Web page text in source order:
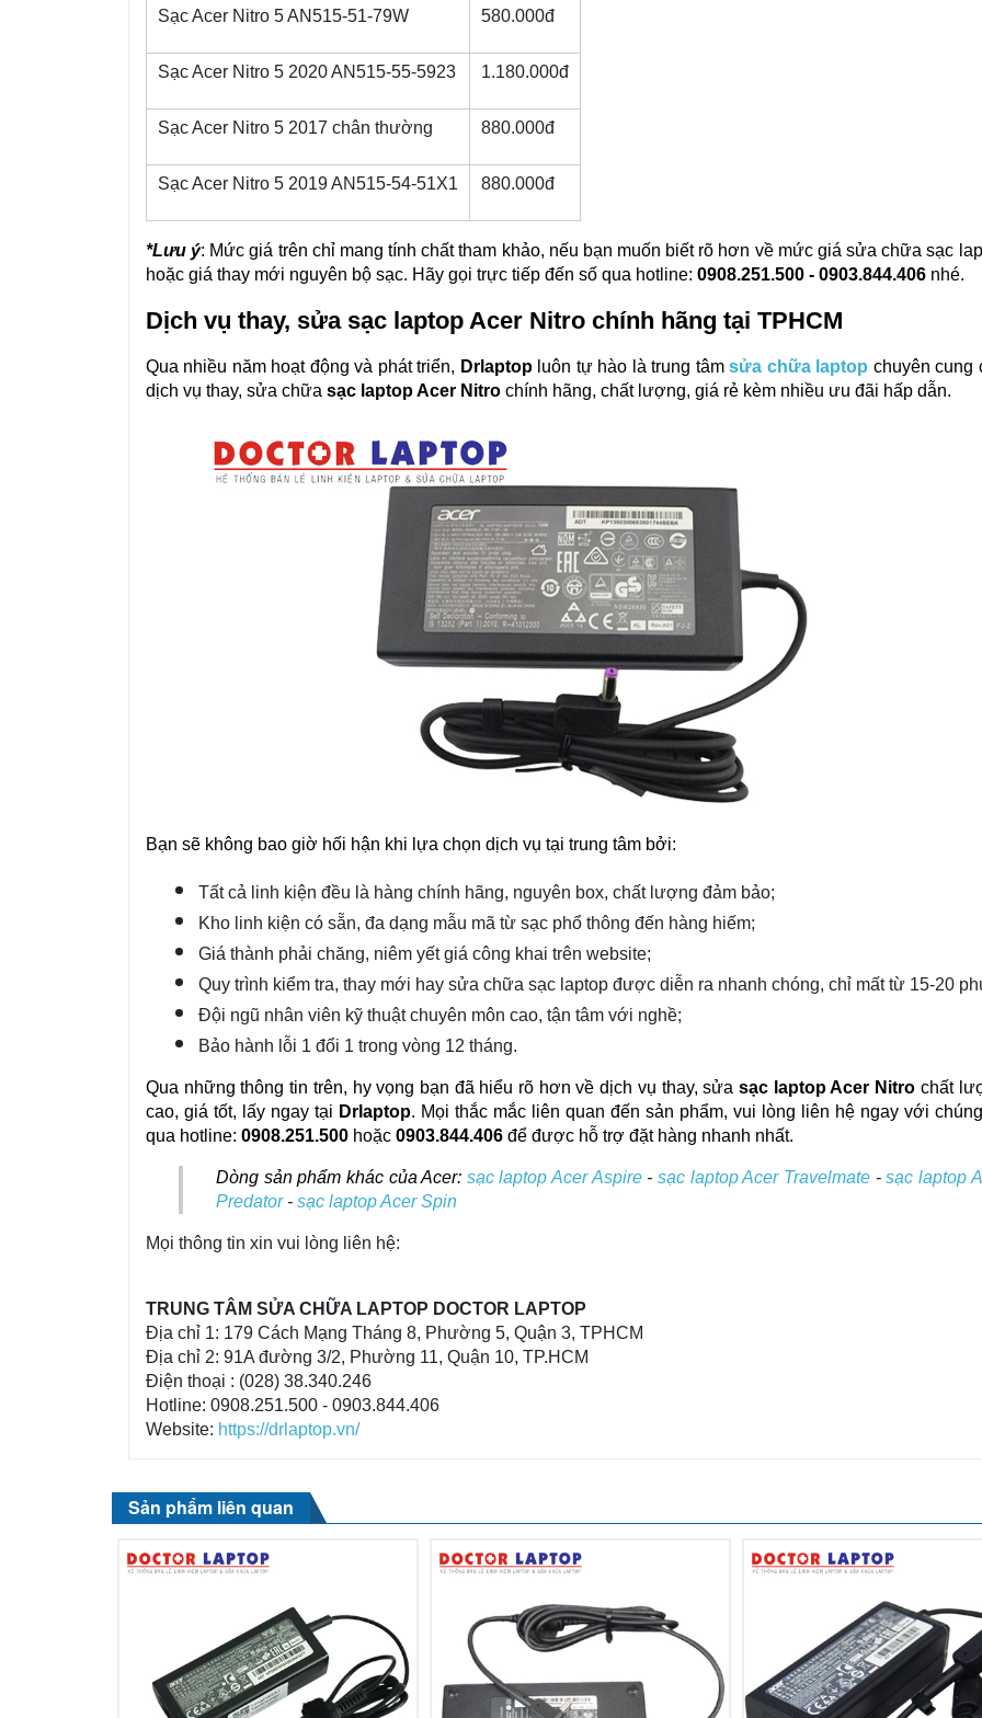
Sạc Acer Nitro 5 AN515-51-79W 580.000đ
Sạc Acer Nitro 5 2020 AN515-55-5923 1.180.000đ
Sạc Acer Nitro 5 2017 chân thường 880.000đ
Sạc Acer Nitro 5 2019 AN515-54-51X1 880.000đ
*Lưu ý: Mức giá trên chỉ mang tính chất tham khảo, nếu bạn muốn biết rõ hơn về mức giá sửa chữa sạc
hoặc giá thay mới nguyên bộ sạc. Hãy gọi trực tiếp đến số qua hotline: 0908.251.500 - 0903.844.406 nhé.
Dịch vụ thay, sửa sạc laptop Acer Nitro chính hãng tại TPHCM
Qua nhiều năm hoạt động và phát triển, Drlaptop luôn tự hào là trung tâm sửa chữa laptop chuyên cung
dịch vụ thay, sửa chữa sạc laptop Acer Nitro chính hãng, chất lượng, giá rẻ kèm nhiều ưu đãi hấp dẫn.
Bạn sẽ không bao giờ hối hận khi lựa chọn dịch vụ tại trung tâm bởi:
Tất cả linh kiện đều là hàng chính hãng, nguyên box, chất lượng đảm bảo;
Kho linh kiện có sẵn, đa dạng mẫu mã từ sạc phổ thông đến hàng hiếm;
Giá thành phải chăng, niêm yết giá công khai trên website;
Quy trình kiểm tra, thay mới hay sửa chữa sạc laptop được diễn ra nhanh chóng, chỉ mất từ 15-20
Đội ngũ nhân viên kỹ thuật chuyên môn cao, tận tâm với nghề;
Bảo hành lỗi 1 đổi 1 trong vòng 12 tháng.
Qua những thông tin trên, hy vọng bạn đã hiểu rõ hơn về dịch vụ thay, sửa sạc laptop Acer Nitro chất
cao, giá tốt, lấy ngay tại Drlaptop. Mọi thắc mắc liên quan đến sản phẩm, vui lòng liên hệ ngay với
qua hotline: 0908.251.500 hoặc 0903.844.406 để được hỗ trợ đặt hàng nhanh nhất.
Dòng sản phẩm khác của Acer: sạc laptop Acer Aspire - sạc laptop Acer Travelmate - sạc laptop
Predator - sạc laptop Acer Spin
Mọi thông tin xin vui lòng liên hệ:
TRUNG TÂM SỬA CHỮA LAPTOP DOCTOR LAPTOP
Địa chỉ 1: 179 Cách Mạng Tháng 8, Phường 5, Quận 3, TPHCM
Địa chỉ 2: 91A đường 3/2, Phường 11, Quận 10, TP.HCM
Điện thoại : (028) 38.340.246
Hotline: 0908.251.500 - 0903.844.406
Website: https://drlaptop.vn/
Sản phẩm liên quan